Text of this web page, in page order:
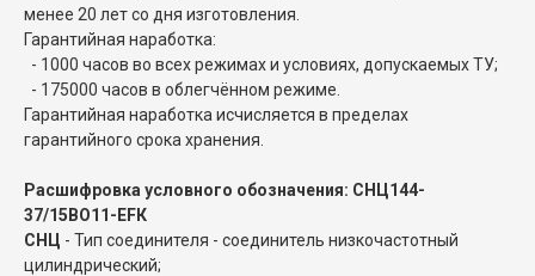
менее 20 лет со дня изготовления.
Гарантийная наработка:
- 1000 часов во всех режимах и условиях, допускаемых ТУ;
- 175000 часов в облегчённом режиме.
Гарантийная наработка исчисляется в пределах
гарантийного срока хранения.
Расшифровка условного обозначения: СНЦ144-
37/15ВО11-EFК
СНЦ - Тип соединителя - соединитель низкочастотный
цилиндрический;